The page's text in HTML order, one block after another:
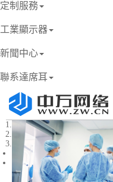
定制服務
工業顯示器
新聞中心
聯系達席耳
2
Previous
Next